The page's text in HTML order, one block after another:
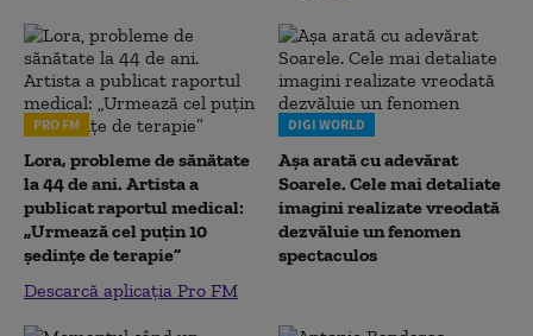
PRO FM
Lora, probleme de sănătate
la 44 de ani. Artista a
publicat raportul medical:
„Urmează cel puțin 10
ședințe de terapie”
Descarcă aplicația Pro FM
DIGI WORLD
Așa arată cu adevărat
Soarele. Cele mai detaliate
imagini realizate vreodată
dezvăluie un fenomen
spectaculos